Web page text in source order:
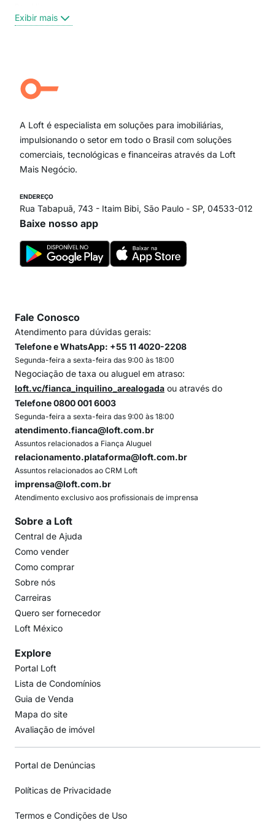
Centro
Campo Belo
Ipiranga
Paraíso
Itaim Bibi
Exibir mais
A Loft é especialista em soluções para imobiliárias,
impulsionando o setor em todo o Brasil com soluções
comerciais, tecnológicas e financeiras através da Loft
Mais Negócio.
ENDEREÇO
Rua Tabapuã, 743 - Itaim Bibi, São Paulo - SP, 04533-012
Baixe nosso app
Fale Conosco
Atendimento para dúvidas gerais:
Telefone e WhatsApp: +55 11 4020-2208
Segunda-feira a sexta-feira das 9:00 às 18:00
Negociação de taxa ou aluguel em atraso:
loft.vc/fianca_inquilino_arealogada ou através do
Telefone 0800 001 6003
Segunda-feira a sexta-feira das 9:00 às 18:00
atendimento.fianca@loft.com.br
Assuntos relacionados a Fiança Aluguel
relacionamento.plataforma@loft.com.br
Assuntos relacionados ao CRM Loft
imprensa@loft.com.br
Atendimento exclusivo aos profissionais de imprensa
Sobre a Loft
Central de Ajuda
Como vender
Como comprar
Sobre nós
Carreiras
Quero ser fornecedor
Loft México
Explore
Portal Loft
Lista de Condomínios
Guia de Venda
Mapa do site
Avaliação de imóvel
Portal de Denúncias
Políticas de Privacidade
Termos e Condições de Uso